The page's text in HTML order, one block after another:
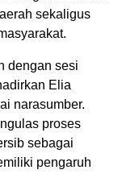
sekaligus
dengan sesi
Elia
narasumber.
proses
sebagai
pengaruh